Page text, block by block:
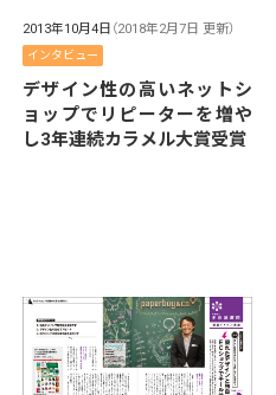
2013年10月4日 （2018年2月7日 更新）
インタビュー
デザイン性の高いネットシ
ョップでリピーターを増や
し3年連続カラメル大賞受賞